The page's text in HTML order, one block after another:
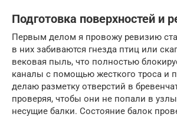
Подготовка поверхностей и
Первым делом я провожу ревизию
в них забиваются гнезда птиц или
вековая пыль, что полностью
каналы с помощью жесткого троса и
делаю разметку отверстий в
проверяя, чтобы они не попали в
несущие балки. Состояние балок